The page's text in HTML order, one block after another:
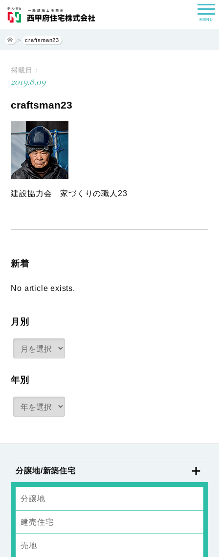
MENU
> craftsman23
掲載日：
2019.8.09
craftsman23
建設協力会 家づくりの職人23
新着
No article exists.
月別
年別
分譲地/新築住宅
分譲地
建売住宅
売地